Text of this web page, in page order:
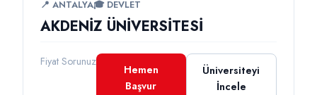
📍 ANTALYA🎓 DEVLET
AKDENİZ ÜNİVERSİTESİ
Fiyat Sorunuz
Hemen
Başvur
Üniversiteyi
İncele